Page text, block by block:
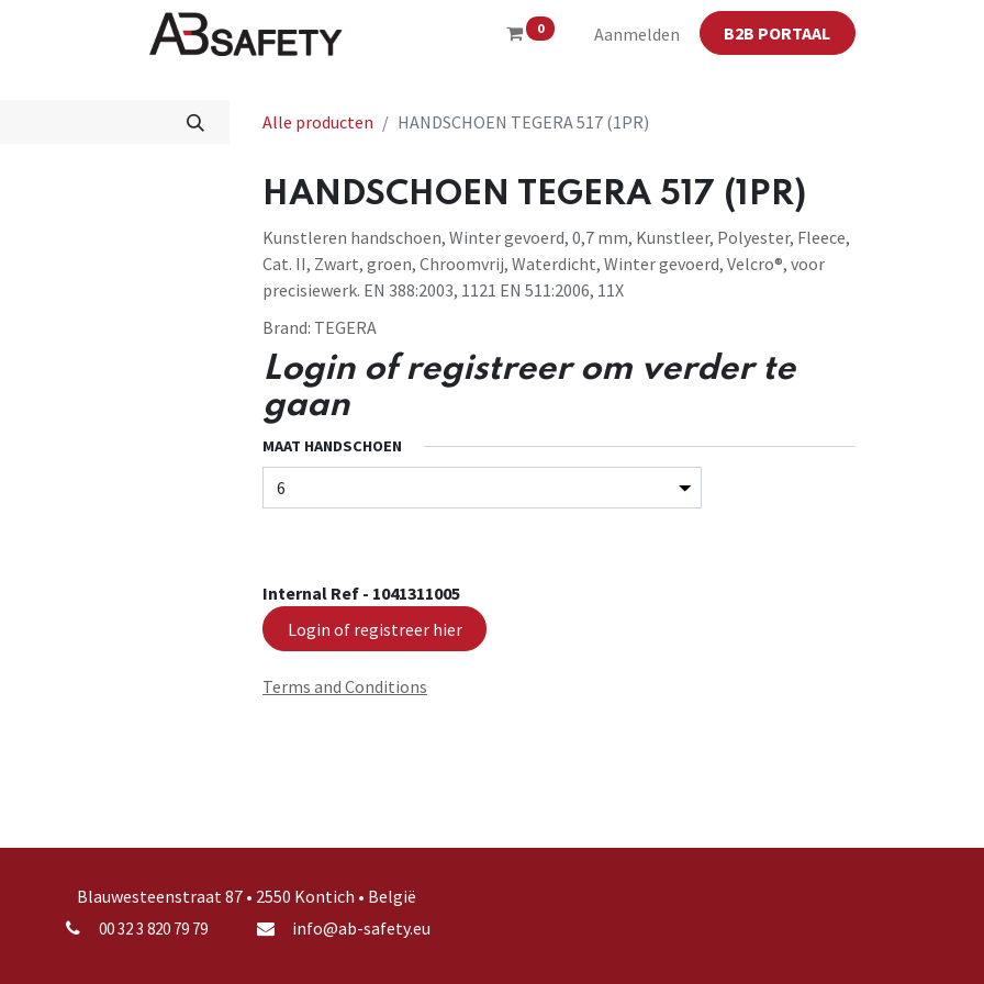
0 Aanmelden B2B PORTAAL
Winkel CE
Alle producten HANDSCHOEN TEGERA 517 (1PR)
HANDSCHOEN TEGERA 517 (1PR)
Kunstleren handschoen, Winter gevoerd, 0,7 mm, Kunstleer, Polyester, Fleece,
Cat. II, Zwart, groen, Chroomvrij, Waterdicht, Winter gevoerd, Velcro®, voor
precisiewerk. EN 388:2003, 1121 EN 511:2006, 11X
Brand: TEGERA
Login of registreer om verder te
gaan
MAAT HANDSCHOEN
Internal Ref - 1041311005
Login of registreer hier
Terms and Conditions
Blauwesteenstraat 87 • 2550 Kontich • België
00 32 3 820 79 79 info@ab-safety.eu